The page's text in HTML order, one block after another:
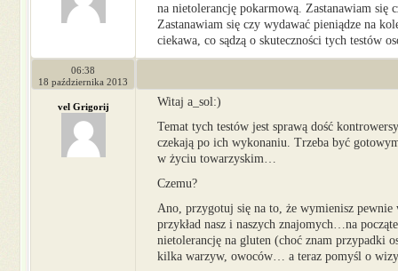
na nietolerancję pokarmową. Zastanawiam się
Zastanawiam się czy wydawać pieniądze na
ciekawa, co sądzą o skuteczności tych testów
06:38
18 października 2013
vel Grigorij
Witaj a_sol:)
Temat tych testów jest sprawą dość
czekają po ich wykonaniu. Trzeba być
w życiu towarzyskim…
Czemu?
Ano, przygotuj się na to, że wymienisz
przykład nasz i naszych znajomych…na
nietolerancję na gluten (choć znam przypadki
kilka warzyw, owoców… a teraz pomyśl o